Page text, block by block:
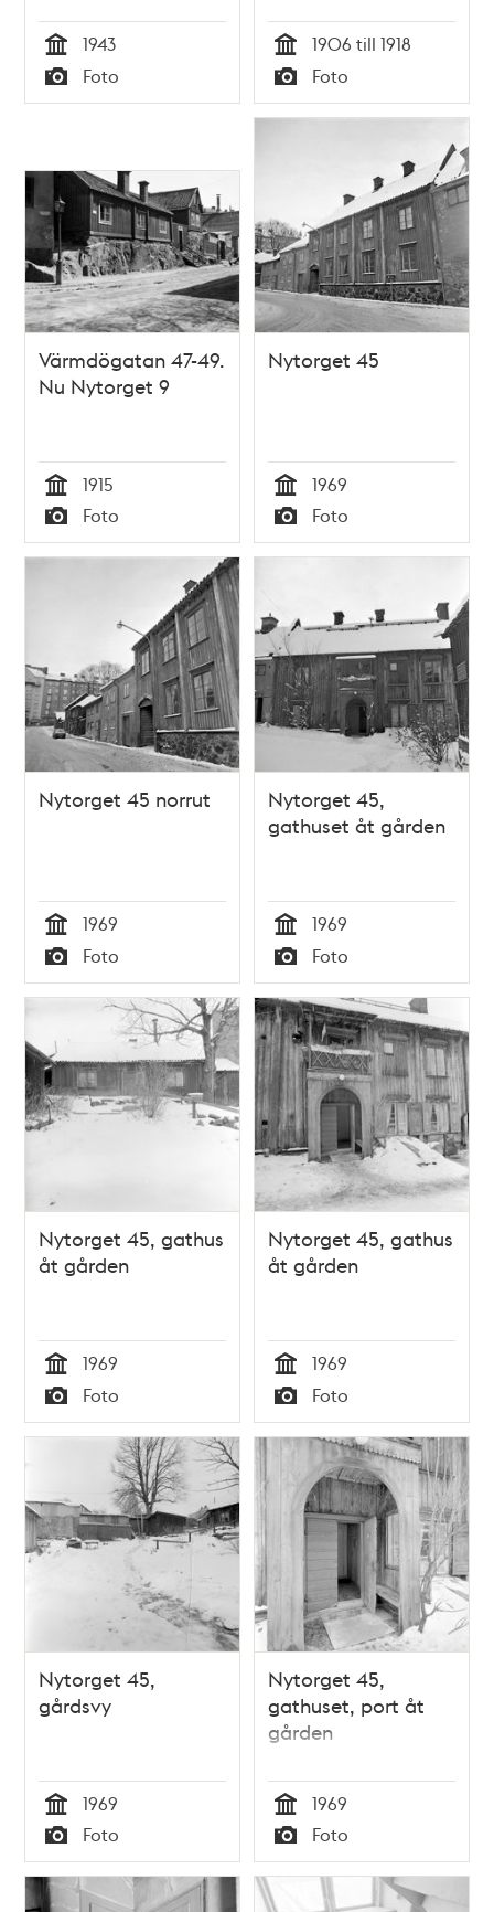
79 till höger
Tid
1943
Typ
Foto
till ved, kol och koks.
Sofia kyrkas torn i
fonden
Tid
1906 till 1918
Typ
Foto
Värmdögatan 47-49.
Nu Nytorget 9
Tid
1915
Typ
Foto
Nytorget 45
Tid
1969
Typ
Foto
Nytorget 45 norrut
Tid
1969
Typ
Foto
Nytorget 45,
gathuset åt gården
Tid
1969
Typ
Foto
Nytorget 45, gathus
åt gården
Tid
1969
Typ
Foto
Nytorget 45, gathus
åt gården
Tid
1969
Typ
Foto
Nytorget 45,
gårdsvy
Tid
1969
Typ
Foto
Nytorget 45,
gathuset, port åt
gården
Tid
1969
Typ
Foto